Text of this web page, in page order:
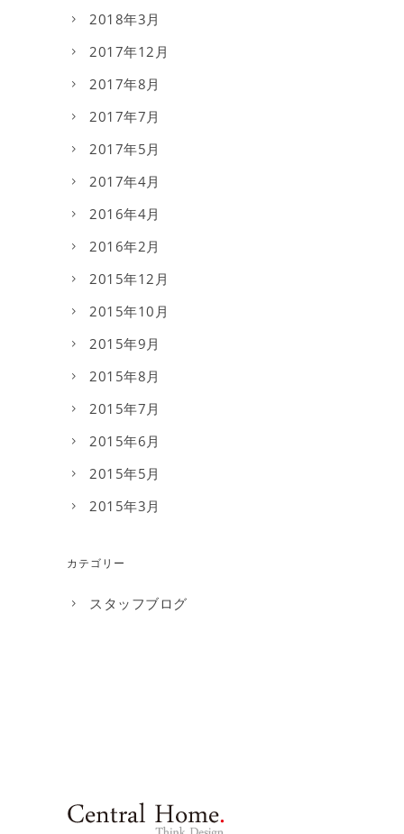
2018年3月
2017年12月
2017年8月
2017年7月
2017年5月
2017年4月
2016年4月
2016年2月
2015年12月
2015年10月
2015年9月
2015年8月
2015年7月
2015年6月
2015年5月
2015年3月
カテゴリー
スタッフブログ